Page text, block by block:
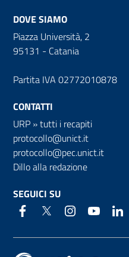
DOVE SIAMO
Piazza Università, 2
95131 - Catania
Partita IVA 02772010878
CONTATTI
URP »tutti i recapiti
protocollo@unict.it
protocollo@pec.unict.it
Dillo alla redazione
SEGUICI SU